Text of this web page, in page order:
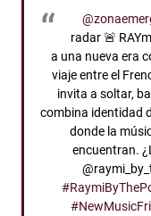
radar 🚨
a una nueva era
viaje entre el
invita a soltar,
combina identidad
donde la
encuentran.